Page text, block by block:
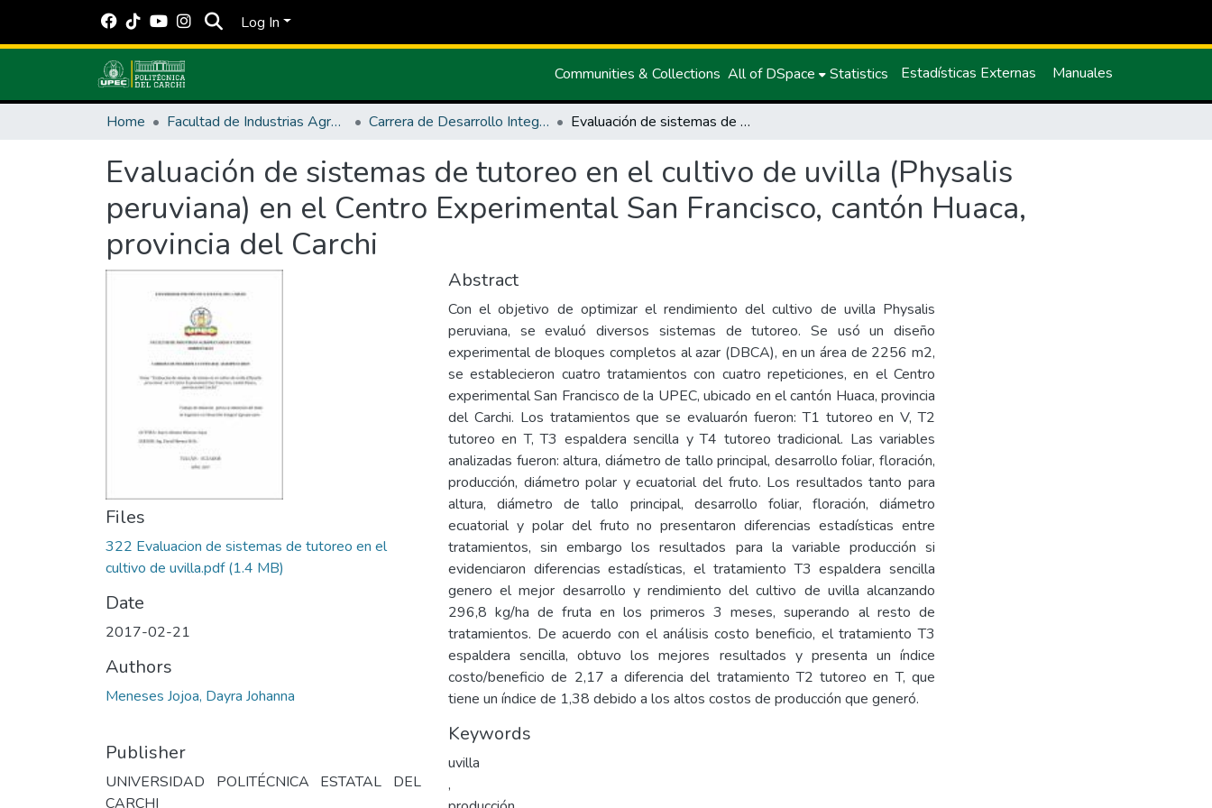
Log In
Communities & Collections All of DSpace Statistics Estadísticas Externas Manuales
Home Facultad de Industrias Agropecuarias y Ciencias Ambientales Carrera de Desarrollo Integral Agropecuario Evaluación de sistemas de tutoreo en el cultivo de uvilla (Physalis peruviana) en el Centro Experimental San Francisco, cantón Huaca, provincia del Carchi
Evaluación de sistemas de tutoreo en el cultivo de uvilla (Physalis
peruviana) en el Centro Experimental San Francisco, cantón Huaca,
provincia del Carchi
Files
322 Evaluacion de sistemas de tutoreo en el
cultivo de uvilla.pdf(1.4 MB)
Date
2017-02-21
Authors
Meneses Jojoa, Dayra Johanna
Publisher
UNIVERSIDAD POLITÉCNICA ESTATAL DEL
CARCHI
Abstract
Con el objetivo de optimizar el rendimiento del cultivo de uvilla Physalis
peruviana, se evaluó diversos sistemas de tutoreo. Se usó un diseño
experimental de bloques completos al azar (DBCA), en un área de 2256 m2,
se establecieron cuatro tratamientos con cuatro repeticiones, en el Centro
experimental San Francisco de la UPEC, ubicado en el cantón Huaca, provincia
del Carchi. Los tratamientos que se evaluarón fueron: T1 tutoreo en V, T2
tutoreo en T, T3 espaldera sencilla y T4 tutoreo tradicional. Las variables
analizadas fueron: altura, diámetro de tallo principal, desarrollo foliar, floración,
producción, diámetro polar y ecuatorial del fruto. Los resultados tanto para
altura, diámetro de tallo principal, desarrollo foliar, floración, diámetro
ecuatorial y polar del fruto no presentaron diferencias estadísticas entre
tratamientos, sin embargo los resultados para la variable producción si
evidenciaron diferencias estadísticas, el tratamiento T3 espaldera sencilla
genero el mejor desarrollo y rendimiento del cultivo de uvilla alcanzando
296,8 kg/ha de fruta en los primeros 3 meses, superando al resto de
tratamientos. De acuerdo con el análisis costo beneficio, el tratamiento T3
espaldera sencilla, obtuvo los mejores resultados y presenta un índice
costo/beneficio de 2,17 a diferencia del tratamiento T2 tutoreo en T, que
tiene un índice de 1,38 debido a los altos costos de producción que generó.
Keywords
uvilla
,